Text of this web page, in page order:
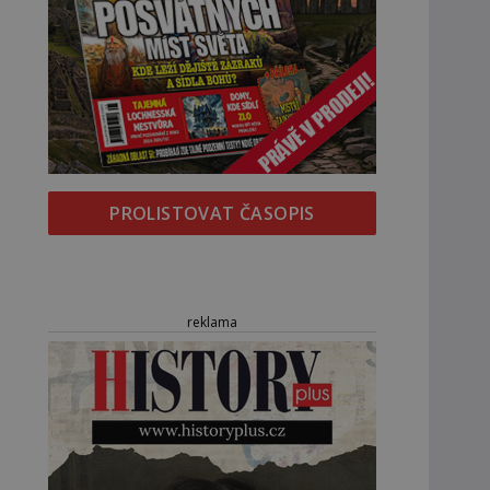
PROLISTOVAT ČASOPIS
reklama